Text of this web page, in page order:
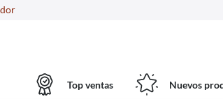
Top ventas Nuevos